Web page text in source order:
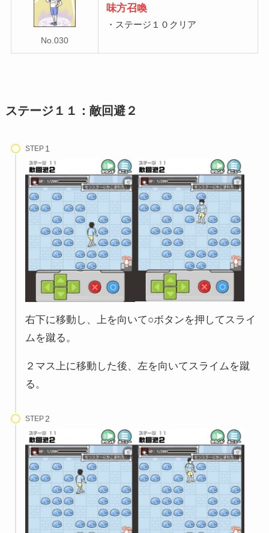
No.030
味方召喚
・ステージ１０クリア
ステージ１１：敵回避２
STEP
右下に移動し、上を向いて○ボタンを押してスライ
ムを蹴る。
２マス上に移動した後、左を向いてスライムを蹴
る。
STEP